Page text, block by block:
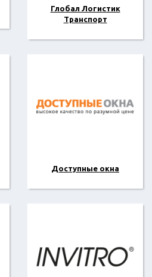
Глобал Логистик
Транспорт
Доступные окна